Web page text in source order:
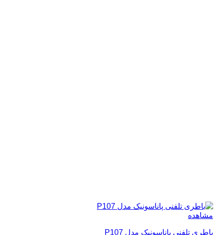
مشاهده
باطری تلفنی پاناسونیک مدل P107